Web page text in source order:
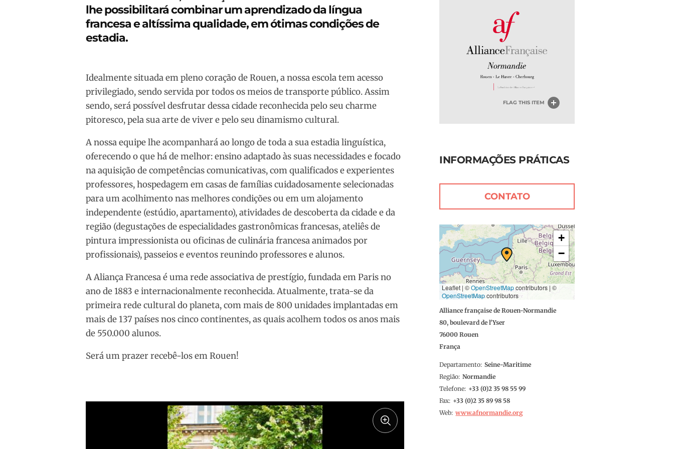
lhe possibilitará combinar um aprendizado da língua
francesa e altíssima qualidade, em ótimas condições de
estadia.
Idealmente situada em pleno coração de Rouen, a nossa escola tem acesso
privilegiado, sendo servida por todos os meios de transporte público. Assim
sendo, será possível desfrutar dessa cidade reconhecida pelo seu charme
pitoresco, pela sua arte de viver e pelo seu dinamismo cultural.
A nossa equipe lhe acompanhará ao longo de toda a sua estadia linguística,
oferecendo o que há de melhor: ensino adaptado às suas necessidades e focado
na aquisição de competências comunicativas, com qualificados e experientes
professores, hospedagem em casas de famílias cuidadosamente selecionadas
para um acolhimento nas melhores condições ou em um alojamento
independente (estúdio, apartamento), atividades de descoberta da cidade e da
região (degustações de especialidades gastronômicas francesas, ateliês de
pintura impressionista ou oficinas de culinária francesa animados por
profissionais), passeios e eventos reunindo professores e alunos.
A Aliança Francesa é uma rede associativa de prestígio, fundada em Paris no
ano de 1883 e internacionalmente reconhecida. Atualmente, trata-se da
primeira rede cultural do planeta, com mais de 800 unidades implantadas em
mais de 137 países nos cinco continentes, as quais acolhem todos os anos mais
de 550.000 alunos.
Será um prazer recebê-los em Rouen!
FLAG THIS ITEM
INFORMAÇÕES PRÁTICAS
CONTATO
+
−
Leaflet | ©OpenStreetMapcontributors | ©
OpenStreetMapcontributors
Alliance française de Rouen-Normandie
80, boulevard de l'Yser
76000 Rouen
França
Departamento Seine-Maritime
Região Normandie
Telefone
2 35 98 55 99
Fax
2 35 89 98 58
Web www.afnormandie.org